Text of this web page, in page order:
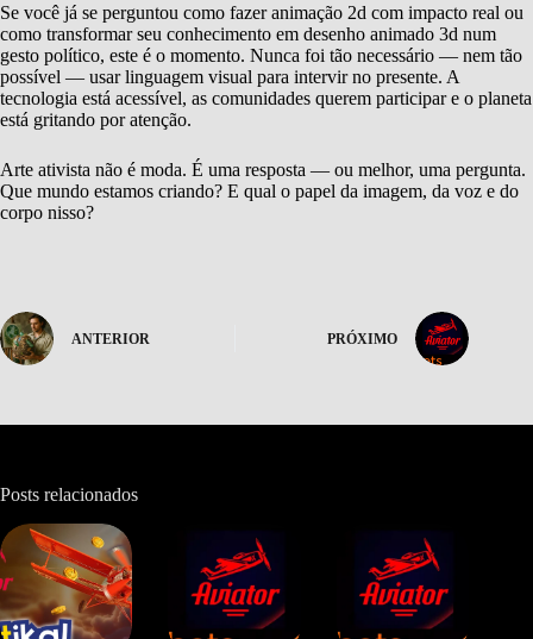
Se você já se perguntou como fazer animação 2d com impacto real ou
como transformar seu conhecimento em desenho animado 3d num
gesto político, este é o momento. Nunca foi tão necessário — nem tão
possível — usar linguagem visual para intervir no presente. A
tecnologia está acessível, as comunidades querem participar e o planeta
está gritando por atenção.
Arte ativista não é moda. É uma resposta — ou melhor, uma pergunta.
Que mundo estamos criando? E qual o papel da imagem, da voz e do
corpo nisso?
ANTERIOR PRÓXIMO
Posts relacionados